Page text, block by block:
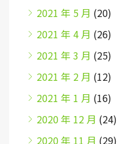
2021 年 5 月 (20)
2021 年 4 月 (26)
2021 年 3 月 (25)
2021 年 2 月 (12)
2021 年 1 月 (16)
2020 年 12 月 (24)
2020 年 11 月 (29)